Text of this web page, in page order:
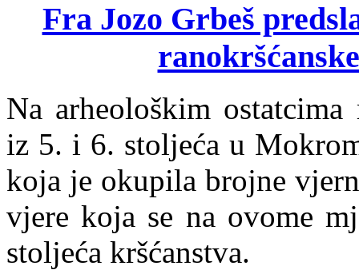
Fra Jozo Grbeš
Na arheološkim
iz 5. i 6. stoljeća u
koja je okupila brojne
vjere koja se na ovome
stoljeća kršćanstva.